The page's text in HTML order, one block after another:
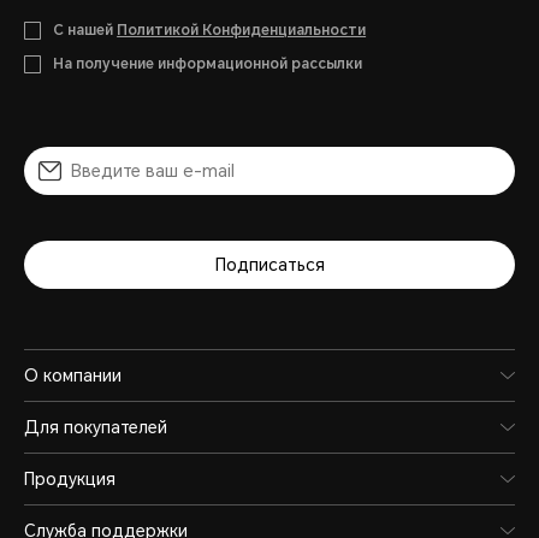
С нашей Политикой Конфиденциальности
На получение информационной рассылки
Подписаться
О компании
Для покупателей
Продукция
Служба поддержки